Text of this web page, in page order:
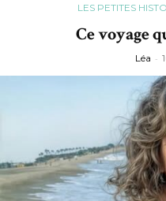
LES PETITES
Ce voyage
Léa -